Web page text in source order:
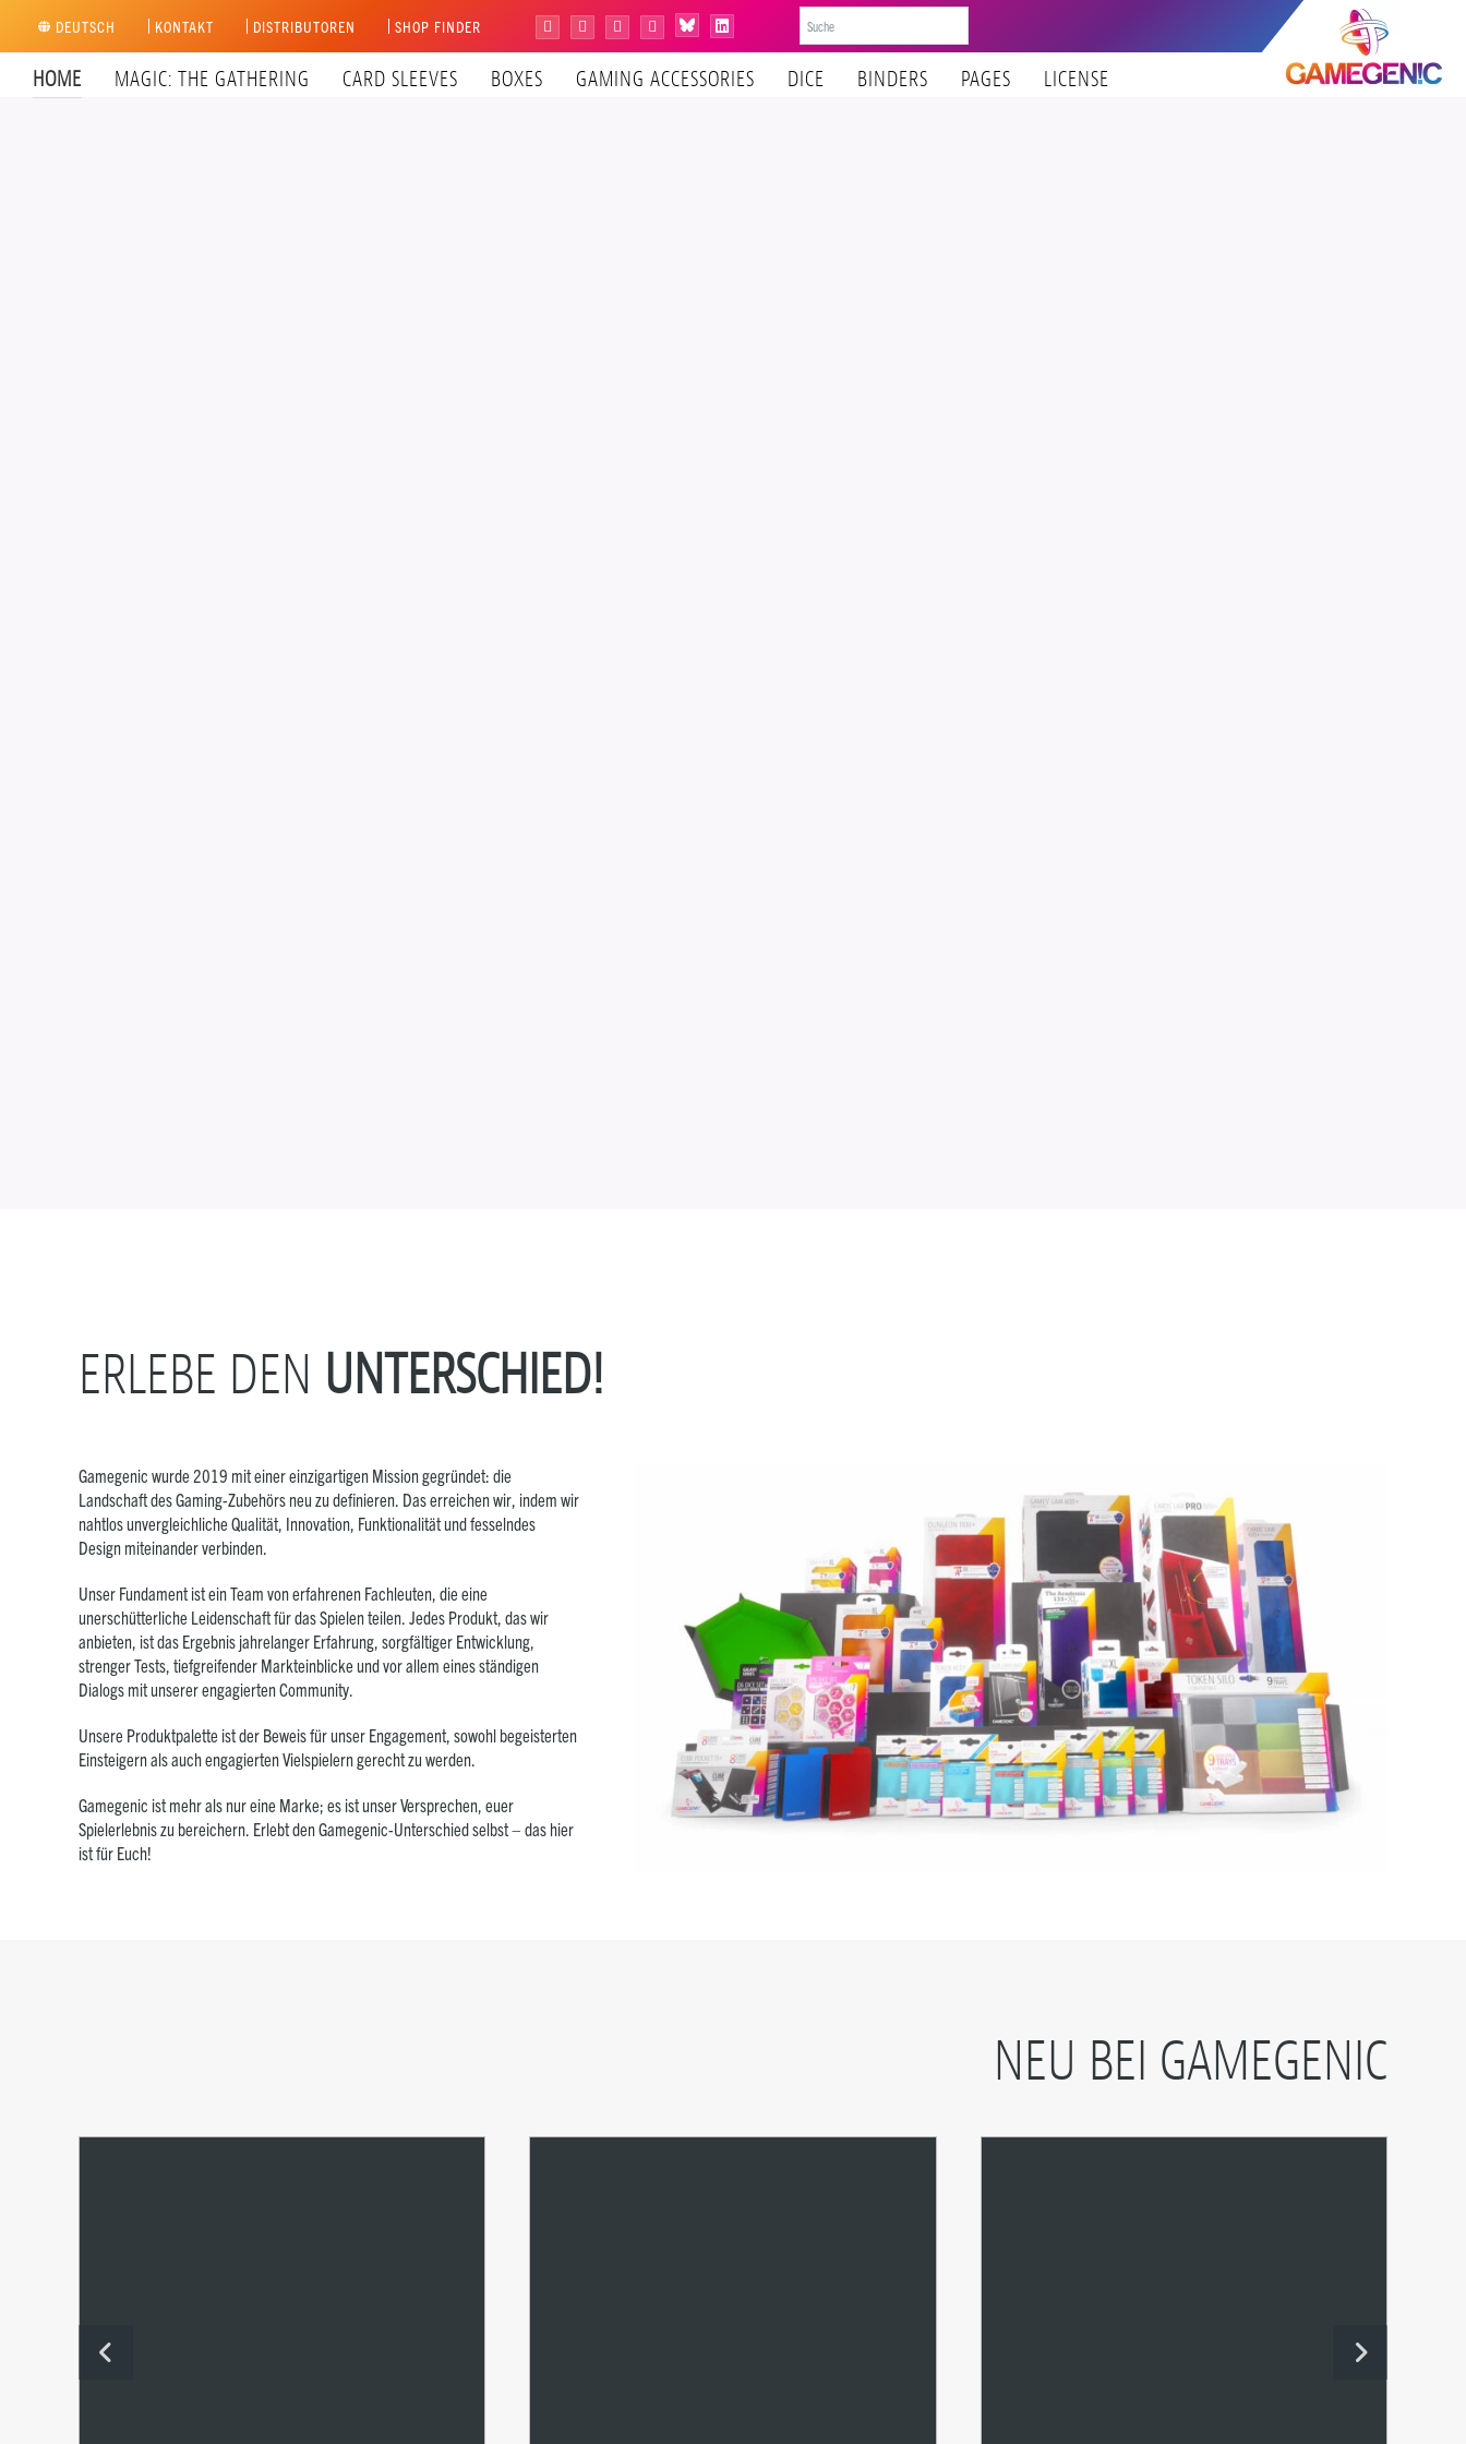
springen
DEUTSCH KONTAKT DISTRIBUTOREN SHOP FINDER Instagram
FacebookYouTube
TiktokBlueskyLinkedIn
HOME MAGIC: THE GATHERING CARD SLEEVES BOXES GAMING ACCESSORIES DICE BINDERS PAGES LICENSE
ERLEBE DEN UNTERSCHIED!
Gamegenic wurde 2019 mit einer einzigartigen Mission gegründet: die
Landschaft des Gaming-Zubehörs neu zu definieren. Das erreichen wir, indem wir
nahtlos unvergleichliche Qualität, Innovation, Funktionalität und fesselndes
Design miteinander verbinden.
Unser Fundament ist ein Team von erfahrenen Fachleuten, die eine
unerschütterliche Leidenschaft für das Spielen teilen. Jedes Produkt, das wir
anbieten, ist das Ergebnis jahrelanger Erfahrung, sorgfältiger Entwicklung,
strenger Tests, tiefgreifender Markteinblicke und vor allem eines ständigen
Dialogs mit unserer engagierten Community.
Unsere Produktpalette ist der Beweis für unser Engagement, sowohl begeisterten
Einsteigern als auch engagierten Vielspielern gerecht zu werden.
Gamegenic ist mehr als nur eine Marke; es ist unser Versprechen, euer
Spielerlebnis zu bereichern. Erlebt den Gamegenic-Unterschied selbst – das hier
ist für Euch!
NEU BEI GAMEGENIC